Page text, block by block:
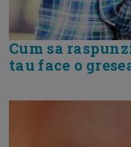
Cum sa
tau face o